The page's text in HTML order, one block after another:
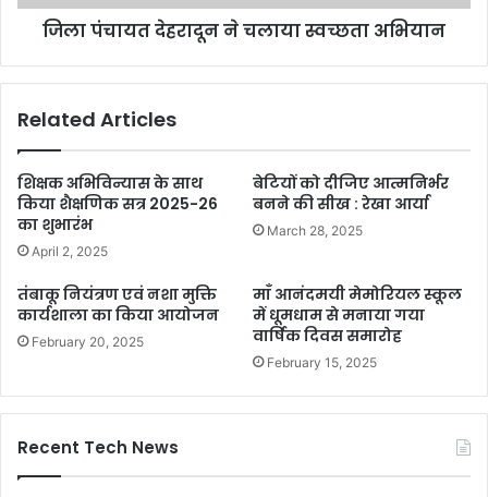
जिला पंचायत देहरादून ने चलाया स्वच्छता अभियान
Related Articles
शिक्षक अभिविन्यास के साथ
किया शैक्षणिक सत्र 2025-26
का शुभारंभ
April 2, 2025
बेटियों को दीजिए आत्मनिर्भर
बनने की सीख : रेखा आर्या
March 28, 2025
तंबाकू नियंत्रण एवं नशा मुक्ति
कार्यशाला का किया आयोजन
February 20, 2025
माँ आनंदमयी मेमोरियल स्कूल
में धूमधाम से मनाया गया
वार्षिक दिवस समारोह
February 15, 2025
Recent Tech News